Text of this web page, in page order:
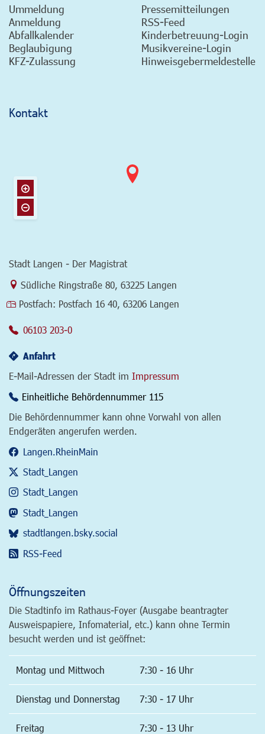
Ummeldung
Anmeldung
Abfallkalender
Beglaubigung
KFZ-Zulassung
Pressemitteilungen
RSS-Feed
Kinderbetreuung-Login
Musikvereine-Login
Hinweisgebermeldestelle
Kontakt
Stadt Langen - Der Magistrat
Link zur Google-Maps Navigation
Südliche Ringstraße 80, 63225 Langen
Postfach: Postfach 16 40, 63206 Langen
06103 203-0
Anfahrt
E-Mail-Adressen der Stadt im Impressum
Einheitliche Behördennummer 115
Die Behördennummer kann ohne Vorwahl von allen
Endgeräten angerufen werden.
Langen.RheinMain
Stadt_Langen
Stadt_Langen
Stadt_Langen
stadtlangen.bsky.social
RSS-Feed
Öffnungszeiten
Die Stadtinfo im Rathaus-Foyer (Ausgabe beantragter
Ausweispapiere, Infomaterial, etc.) kann ohne Termin
besucht werden und ist geöffnet:
Montag und Mittwoch 7:30 - 16 Uhr
Dienstag und Donnerstag 7:30 - 17 Uhr
Freitag 7:30 - 13 Uhr